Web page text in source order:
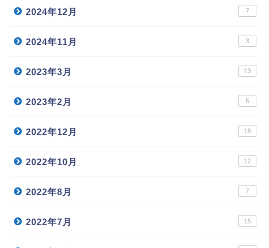
2024年12月 7
2024年11月 3
2023年3月 13
2023年2月 5
2022年12月 18
2022年10月 12
2022年8月 7
2022年7月 15